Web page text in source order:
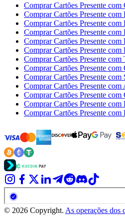
Comprar Cartões Presente com
Comprar Cartões Presente com
Comprar Cartões Presente com
Comprar Cartões Presente com
Comprar Cartões Presente com
Comprar Cartões Presente com
Comprar Cartões Presente com
Comprar Cartões Presente com
Comprar Cartões Presente com
Comprar Cartões Presente com
Comprar Cartões Presente com
Comprar Cartões Presente com
Comprar Cartões Presente com
© 2026 Copyright. As operações dos